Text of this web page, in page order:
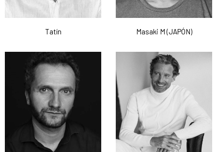
Tatín Masaki M (JAPÓN)